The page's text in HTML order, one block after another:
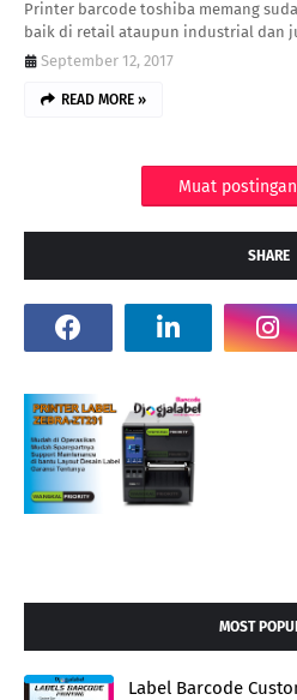
Printer barcode toshiba memang
baik di retail ataupun industrial dan
September 12, 2017
READ MORE »
Muat
SHARE
MOST
Label Barcode